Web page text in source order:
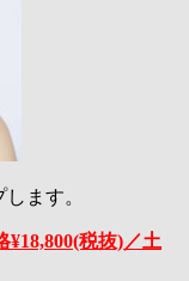
ます。
¥18,800(税抜)／土